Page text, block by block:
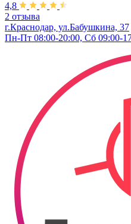
4,8
2 отзыва
г.Краснодар, ул.Бабушкина, 37
Пн-Пт 08:00-20:00, Сб 09:00-